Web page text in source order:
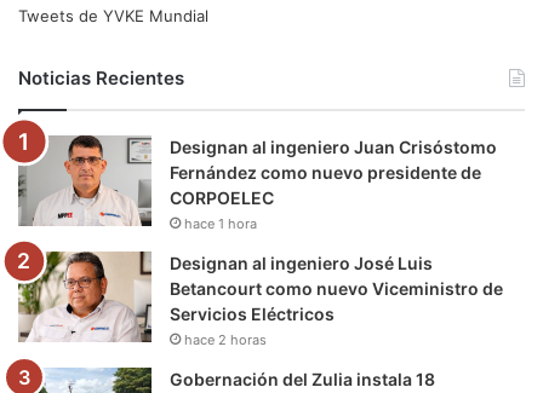
e
o
o
k
t
e
r
b
e
g
r
m
r
a
k
Tweets de YVKE Mundial
Noticias Recientes
Designan al ingeniero Juan Crisóstomo
Fernández como nuevo presidente de
CORPOELEC
hace 1 hora
Designan al ingeniero José Luis
Betancourt como nuevo Viceministro de
Servicios Eléctricos
hace 2 horas
Gobernación del Zulia instala 18